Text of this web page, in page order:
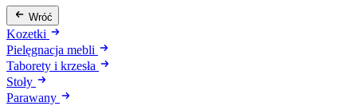
Wróć
Kozetki
Pielęgnacja mebli
Taborety i krzesła
Stoły
Parawany